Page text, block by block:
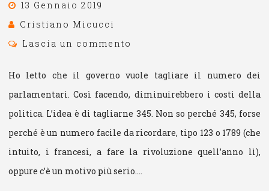
13 Gennaio 2019
Cristiano Micucci
Lascia un commento
Ho letto che il governo vuole tagliare il numero dei
parlamentari. Così facendo, diminuirebbero i costi della
politica. L’idea è di tagliarne 345. Non so perché 345, forse
perché è un numero facile da ricordare, tipo 123 o 1789 (che
intuito, i francesi, a fare la rivoluzione quell’anno lì),
oppure c’è un motivo più serio.…